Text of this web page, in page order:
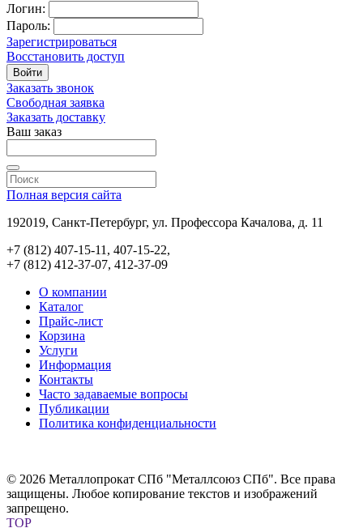
Логин:
Пароль:
Зарегистрироваться
Восстановить доступ
Войти
Заказать звонок
Свободная заявка
Заказать доставку
Ваш заказ
Полная версия сайта
192019, Санкт-Петербург, ул. Профессора Качалова, д. 11
+7 (812) 407-15-11, 407-15-22,
+7 (812) 412-37-07, 412-37-09
О компании
Каталог
Прайс-лист
Корзина
Услуги
Информация
Контакты
Часто задаваемые вопросы
Публикации
Политика конфиденциальности
© 2026 Металлопрокат СПб "Металлсоюз СПб". Все права
защищены. Любое копирование текстов и изображений
запрещено.
TOP